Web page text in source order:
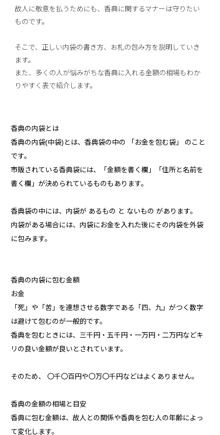
故人に敬意を払うためにも、香典に関するマナーは守りたい
ものです。
そこで、正しい内袋の書き方、お札の包み方を説明していき
ます。
また、多くの人が悩みがちな香典に入れる金額の相場もわか
りやすく表で紹介します。
香典の内袋とは
香典の内袋(中袋)とは、香典袋の中の 「お金を包む袋」 のこと
です。
市販されている香典袋には、「金額を書く欄」「住所と名前を
書く欄」が決められているものもあります。
香典袋の中には、内袋が あるもの と ないもの があります。
内袋がある場合には、内袋にお金を入れた後にその内袋を外袋
に包みます。
香典の内袋に包む金額
お金
「死」や「苦」を連想させる数字である「四、九」がつく数字
は避けて包むのが一般的です。
香典を包むときには、三千円・五千円・一万円・二万円などキ
リの良い金額が良いとされています。
そのため、 〇千〇百円や〇万〇千円などはよくありません。
香典の金額の相場と目安
香典に包む金額は、故人との関係や香典を包む人の年齢によっ
て変化します。